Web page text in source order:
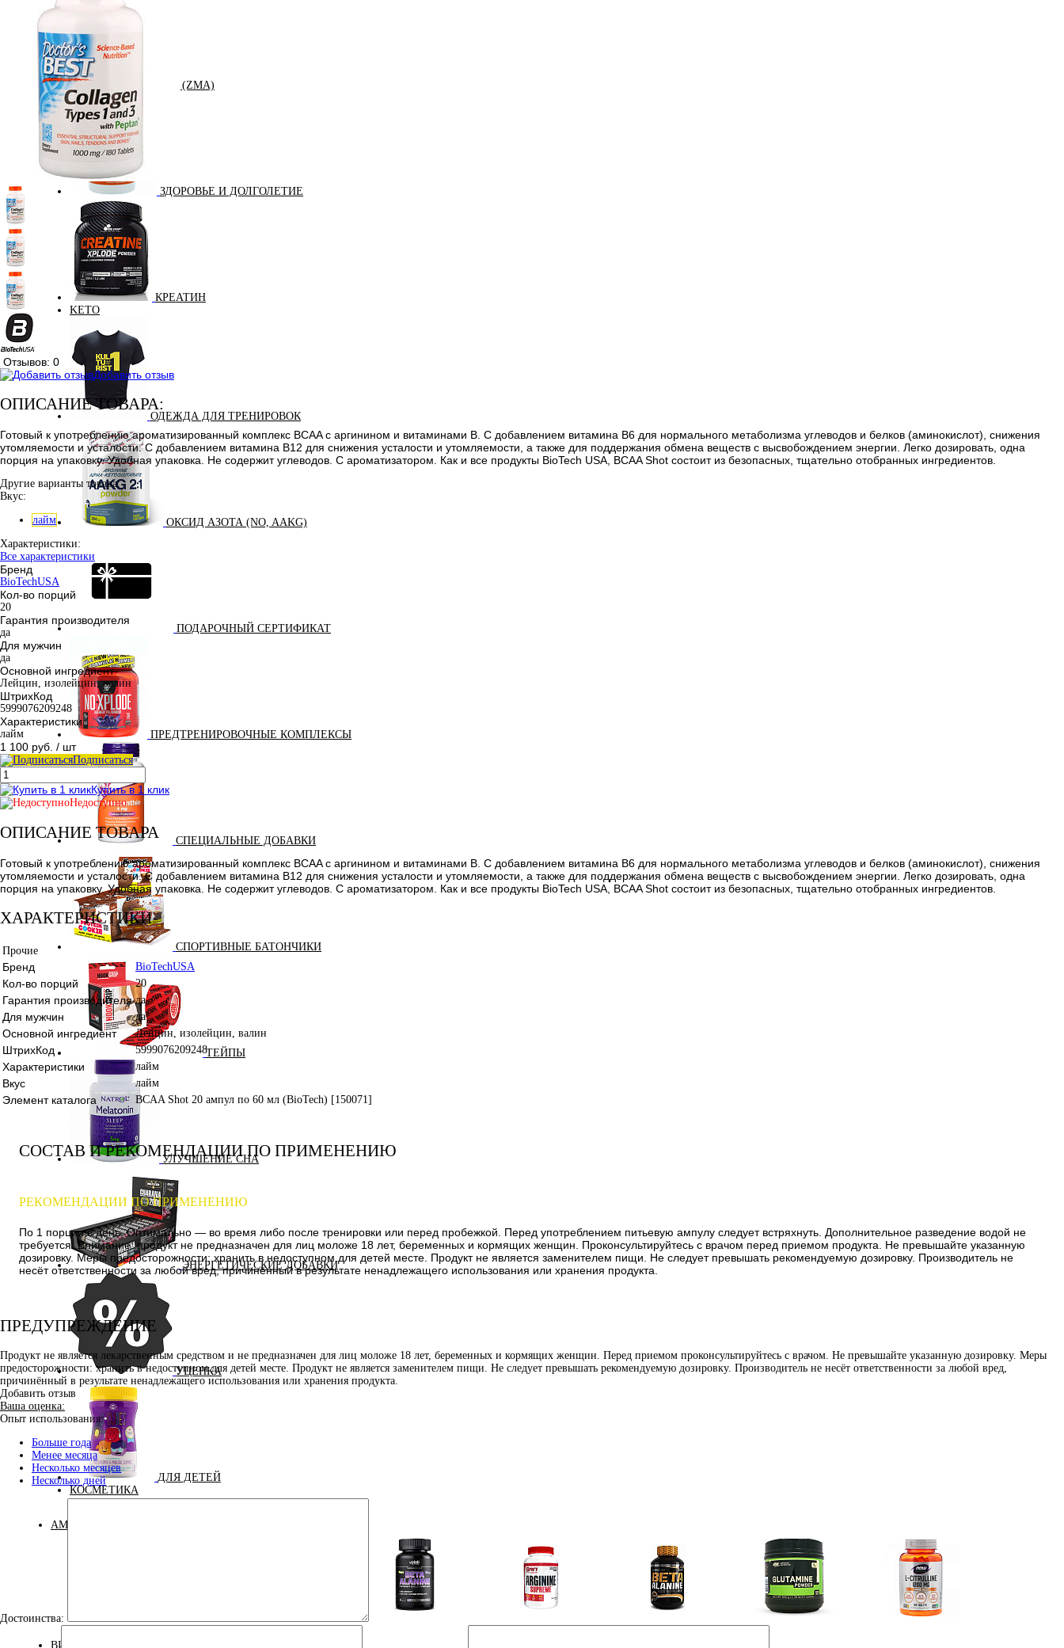
ЗМА (ZMA)
ЗДОРОВЬЕ И ДОЛГОЛЕТИЕ
КРЕАТИН
KETO
ОДЕЖДА ДЛЯ ТРЕНИРОВОК
ОКСИД АЗОТА (NO, AAKG)
ПОДАРОЧНЫЙ СЕРТИФИКАТ
ПРЕДТРЕНИРОВОЧНЫЕ КОМПЛЕКСЫ
СПЕЦИАЛЬНЫЕ ДОБАВКИ
СПОРТИВНЫЕ БАТОНЧИКИ
ТЕЙПЫ
УЛУЧШЕНИЕ СНА
ЭНЕРГЕТИЧЕСКИЕ ДОБАВКИ
УЦЕНКА
ДЛЯ ДЕТЕЙ
КОСМЕТИКА
АМИНОКИСЛОТЫ
Bcaa
Аминокислоты
Аргинин (l-arginine) Бета-аланин
ВИТАМИНЫ И МИНЕРАЛЫ
Отзывов: 0
Добавить отзыв
ОПИСАНИЕ ТОВАРА:
Готовый к употреблению ароматизированный комплекс BCAA с аргинином и витаминами B. С добавлением витамина В6 для нормального метаболизма углеводов и белков (аминокислот), снижения
утомляемости и усталости. С добавлением витамина В12 для снижения усталости и утомляемости, а также для поддержания обмена веществ с высвобождением энергии. Легко дозировать, одна
порция на упаковку. Удобная упаковка. Не содержит углеводов. С ароматизатором. Как и все продукты BioTech USA, BCAA Shot состоит из безопасных, тщательно отобранных ингредиентов.
Другие варианты товара:
Вкус:
лайм
Характеристики:
Все характеристики
Бренд
BioTechUSA
Кол-во порций
20
Гарантия производителя
да
Для мужчин
да
Основной ингредиент
Лейцин, изолейцин, валин
ШтрихКод
5999076209248
Характеристики
лайм
1 100 руб. / шт
Подписаться
Купить в 1 клик
Недоступно
ОПИСАНИЕ ТОВАРА
Готовый к употреблению ароматизированный комплекс BCAA с аргинином и витаминами B. С добавлением витамина В6 для нормального метаболизма углеводов и белков (аминокислот), снижения
утомляемости и усталости. С добавлением витамина В12 для снижения усталости и утомляемости, а также для поддержания обмена веществ с высвобождением энергии. Легко дозировать, одна
порция на упаковку. Удобная упаковка. Не содержит углеводов. С ароматизатором. Как и все продукты BioTech USA, BCAA Shot состоит из безопасных, тщательно отобранных ингредиентов.
ХАРАКТЕРИСТИКИ
Прочие
Бренд BioTechUSA
Кол-во порций 20
Гарантия производителя да
Для мужчин да
Основной ингредиент Лейцин, изолейцин, валин
ШтрихКод 5999076209248
Характеристики лайм
Вкус лайм
Элемент каталога BCAA Shot 20 ампул по 60 мл (BioTech) [150071]
СОСТАВ И РЕКОМЕНДАЦИИ ПО ПРИМЕНЕНИЮ
РЕКОМЕНДАЦИИ ПО ПРИМЕНЕНИЮ
По 1 порции в день. Оптимально — во время либо после тренировки или перед пробежкой. Перед употреблением питьевую ампулу следует встряхнуть. Дополнительное разведение водой не
требуется. Внимание: продукт не предназначен для лиц моложе 18 лет, беременных и кормящих женщин. Проконсультируйтесь с врачом перед приемом продукта. Не превышайте указанную
дозировку. Меры предосторожности: хранить в недоступном для детей месте. Продукт не является заменителем пищи. Не следует превышать рекомендуемую дозировку. Производитель не
несёт ответственности за любой вред, причинённый в результате ненадлежащего использования или хранения продукта.
ПРЕДУПРЕЖДЕНИЕ
Продукт не является лекарственным средством и не предназначен для лиц моложе 18 лет, беременных и кормящих женщин. Перед приемом проконсультируйтесь с врачом. Не превышайте указанную дозировку. Меры
предосторожности: хранить в недоступном для детей месте. Продукт не является заменителем пищи. Не следует превышать рекомендуемую дозировку. Производитель не несёт ответственности за любой вред,
причинённый в результате ненадлежащего использования или хранения продукта.
Добавить отзыв
Ваша оценка:
Опыт использования:
Больше года
Менее месяца
Несколько месяцев
Несколько дней
Достоинства: